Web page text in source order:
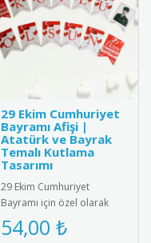
29 Ekim Cumhuriyet
Bayramı Afişi |
Atatürk ve Bayrak
Temalı Kutlama
Tasarımı
29 Ekim Cumhuriyet
Bayramı için özel olarak
tasarlanmış afiş. Türk
bayrağı ve Atatürk
54,00 ₺